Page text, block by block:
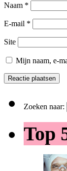
Naam *
E-mail *
Site
Mijn naam, e-
Zoeken naar:
Top